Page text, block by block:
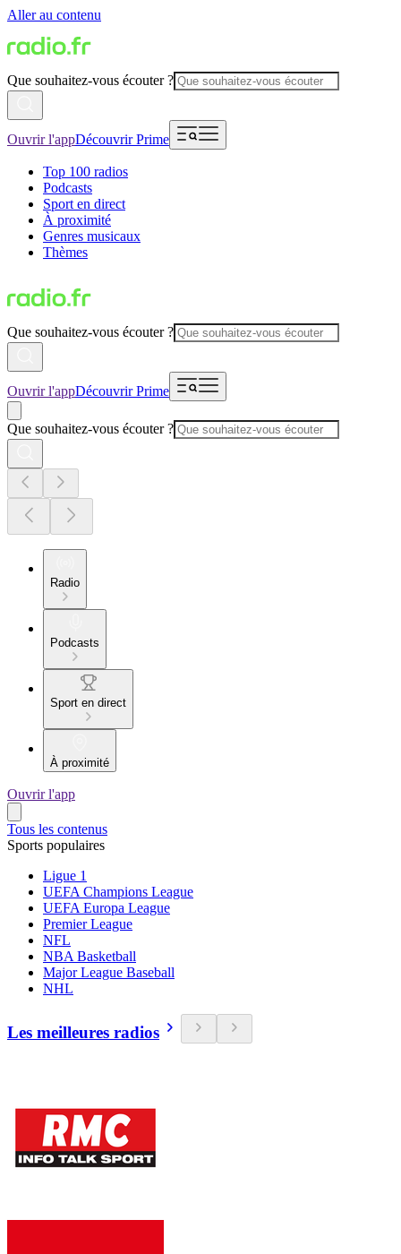
Aller au contenu
Que souhaitez-vous écouter ?
Ouvrir l'appDécouvrir Prime
Top 100 radios
Podcasts
Sport en direct
À proximité
Genres musicaux
Thèmes
Que souhaitez-vous écouter ?
Ouvrir l'appDécouvrir Prime
Que souhaitez-vous écouter ?
Radio
Podcasts
Sport en direct
À proximité
Ouvrir l'app
Tous les contenus
Sports populaires
Ligue 1
UEFA Champions League
UEFA Europa League
Premier League
NFL
NBA Basketball
Major League Baseball
NHL
Les meilleures radios